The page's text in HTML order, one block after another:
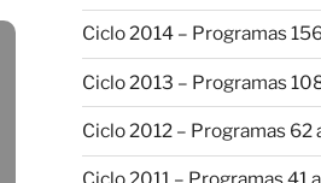
Ciclo 2014 – Programas
Ciclo 2013 – Programas
Ciclo 2012 – Programas 62